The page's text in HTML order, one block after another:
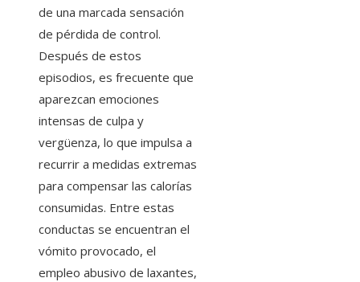
de una marcada sensación
de pérdida de control.
Después de estos
episodios, es frecuente que
aparezcan emociones
intensas de culpa y
vergüenza, lo que impulsa a
recurrir a medidas extremas
para compensar las calorías
consumidas. Entre estas
conductas se encuentran el
vómito provocado, el
empleo abusivo de laxantes,